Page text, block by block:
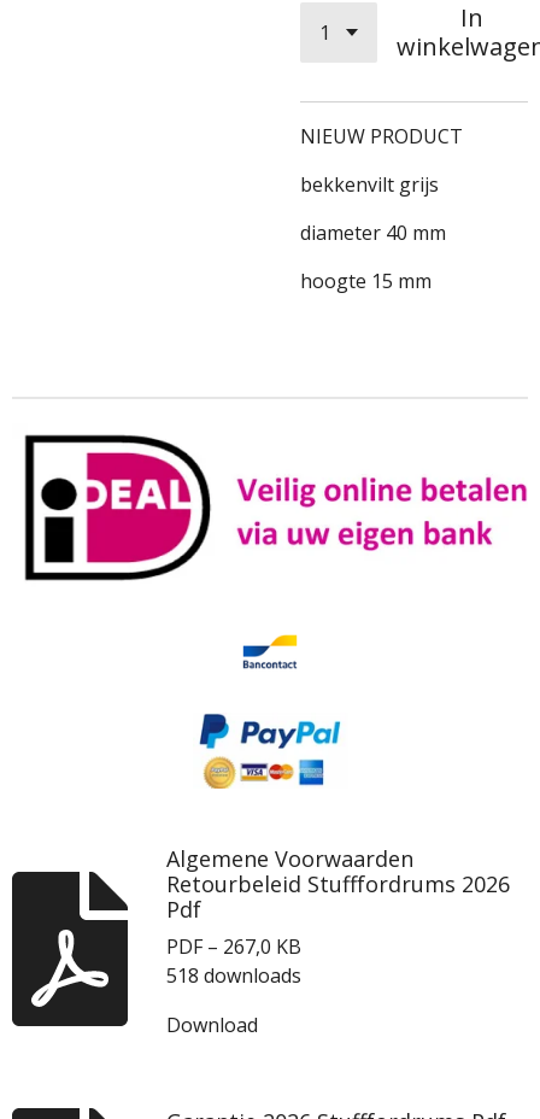
In
NIEUW PRODUCT
bekkenvilt grijs
diameter 40 mm
hoogte 15 mm
Algemene Voorwaarden
Retourbeleid Stufffordrums 2026
Pdf
PDF – 267,0 KB
518 downloads
Download